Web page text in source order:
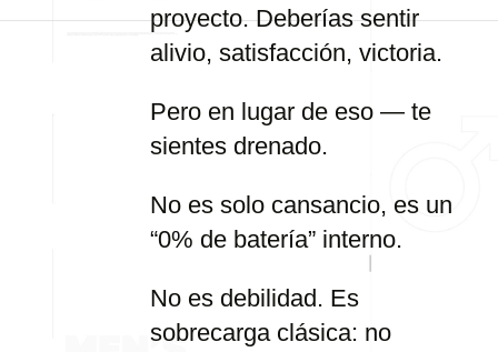
proyecto. Deberías sentir
alivio, satisfacción, victoria.
Pero en lugar de eso — te
sientes drenado.
No es solo cansancio, es un
“0% de batería” interno.
No es debilidad. Es
sobrecarga clásica: no